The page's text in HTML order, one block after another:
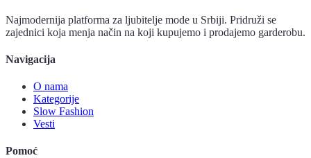
Najmodernija platforma za ljubitelje mode u Srbiji. Pridruži se
zajednici koja menja način na koji kupujemo i prodajemo garderobu.
Navigacija
O nama
Kategorije
Slow Fashion
Vesti
Pomoć